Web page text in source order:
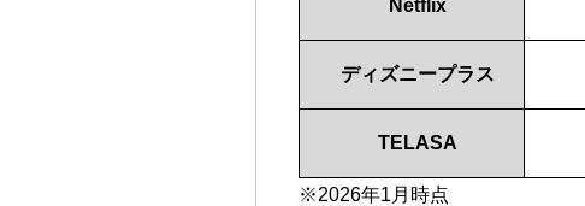
Netflix
ディズニープラス
TELASA
※2026年1月時点